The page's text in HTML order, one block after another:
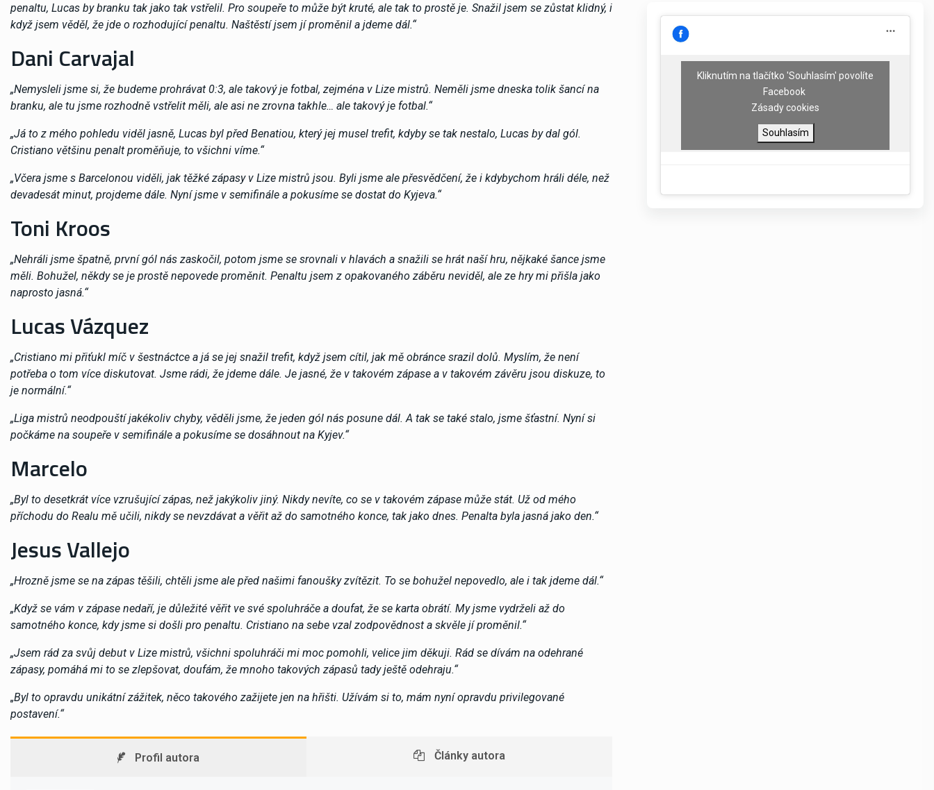
penaltu, Lucas by branku tak jako tak vstřelil. Pro soupeře to může být kruté, ale tak to prostě je. Snažil jsem se zůstat klidný, i
když jsem věděl, že jde o rozhodující penaltu. Naštěstí jsem jí proměnil a jdeme dál.“
Dani Carvajal
„Nemysleli jsme si, že budeme prohrávat 0:3, ale takový je fotbal, zejména v Lize mistrů. Neměli jsme dneska tolik šancí na
branku, ale tu jsme rozhodně vstřelit měli, ale asi ne zrovna takhle… ale takový je fotbal.“
„Já to z mého pohledu viděl jasně, Lucas byl před Benatiou, který jej musel trefit, kdyby se tak nestalo, Lucas by dal gól.
Cristiano většinu penalt proměňuje, to všichni víme.“
„Včera jsme s Barcelonou viděli, jak těžké zápasy v Lize mistrů jsou. Byli jsme ale přesvědčení, že i kdybychom hráli déle, než
devadesát minut, projdeme dále. Nyní jsme v semifinále a pokusíme se dostat do Kyjeva.“
Toni Kroos
„Nehráli jsme špatně, první gól nás zaskočil, potom jsme se srovnali v hlavách a snažili se hrát naší hru, nějkaké šance jsme
měli. Bohužel, někdy se je prostě nepovede proměnit. Penaltu jsem z opakovaného záběru neviděl, ale ze hry mi přišla jako
naprosto jasná.“
Lucas Vázquez
„Cristiano mi přiťukl míč v šestnáctce a já se jej snažil trefit, když jsem cítil, jak mě obránce srazil dolů. Myslím, že není
potřeba o tom více diskutovat. Jsme rádi, že jdeme dále. Je jasné, že v takovém zápase a v takovém závěru jsou diskuze, to
je normální.“
„Liga mistrů neodpouští jakékoliv chyby, věděli jsme, že jeden gól nás posune dál. A tak se také stalo, jsme šťastní. Nyní si
počkáme na soupeře v semifinále a pokusíme se dosáhnout na Kyjev.“
Marcelo
„Byl to desetkrát více vzrušující zápas, než jakýkoliv jiný. Nikdy nevíte, co se v takovém zápase může stát. Už od mého
příchodu do Realu mě učili, nikdy se nevzdávat a věřit až do samotného konce, tak jako dnes. Penalta byla jasná jako den.“
Jesus Vallejo
„Hrozně jsme se na zápas těšili, chtěli jsme ale před našimi fanoušky zvítězit. To se bohužel nepovedlo, ale i tak jdeme dál.“
„Když se vám v zápase nedaří, je důležité věřit ve své spoluhráče a doufat, že se karta obrátí. My jsme vydrželi až do
samotného konce, kdy jsme si došli pro penaltu. Cristiano na sebe vzal zodpovědnost a skvěle jí proměnil.“
„Jsem rád za svůj debut v Lize mistrů, všichni spoluhráči mi moc pomohli, velice jim děkuji. Rád se dívám na odehrané
zápasy, pomáhá mi to se zlepšovat, doufám, že mnoho takových zápasů tady ještě odehraju.“
„Byl to opravdu unikátní zážitek, něco takového zažijete jen na hřišti. Užívám si to, mám nyní opravdu privilegované
postavení.“
Profil autora Články autora
Kliknutím na tlačítko 'Souhlasím' povolíte
Facebook
Zásady cookies
Souhlasím